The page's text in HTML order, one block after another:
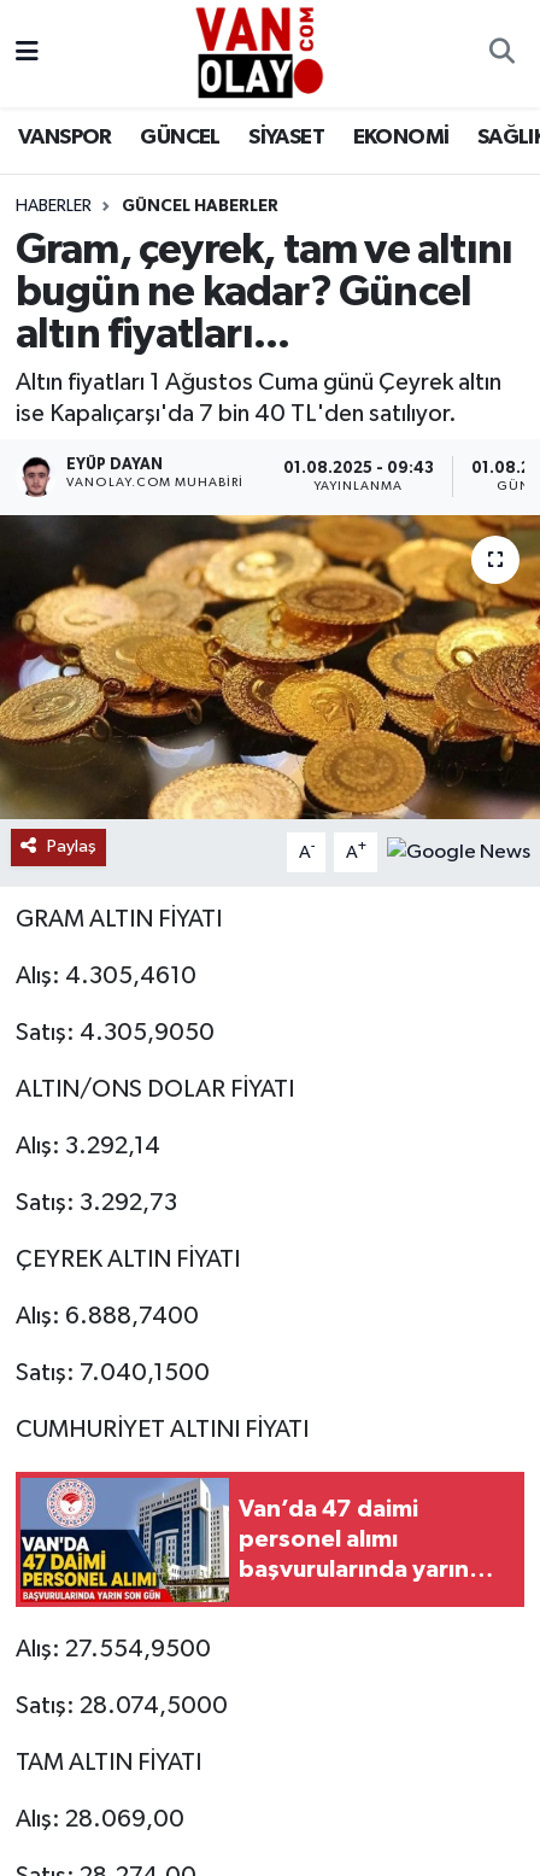
VANSPOR GÜNCEL SİYASET EKONOMİ
HABERLER GÜNCEL HABERLER
Gram, çeyrek, tam ve altını
bugün ne kadar? Güncel
altın fiyatları...
Altın fiyatları 1 Ağustos Cuma günü Çeyrek altın
ise Kapalıçarşı'da 7 bin 40 TL'den satılıyor.
EYÜP DAYAN
VANOLAY.COM MUHABIRI
01.08.2025 - 09:43
YAYINLANMA
Paylaş A- A+
GRAM ALTIN FİYATI
Alış: 4.305,4610
Satış: 4.305,9050
ALTIN/ONS DOLAR FİYATI
Alış: 3.292,14
Satış: 3.292,73
ÇEYREK ALTIN FİYATI
Alış: 6.888,7400
Satış: 7.040,1500
CUMHURİYET ALTINI FİYATI
Van’da 47 daimi
personel alımı
başvurularında yarın
Alış: 27.554,9500
Satış: 28.074,5000
TAM ALTIN FİYATI
Alış: 28.069,00
Siyaset
Ekonomi
Sağlık
Eğitim
Bilim & Teknoloji
Dünya
RESMİ İLANLAR
Van Nöbetçi Eczaneler
Van Namaz Vakitleri
Van Trafik Yoğunluk Haritası
Süper Lig Puan Durumu ve Fikstür
Tüm Manşetler
Son Dakika Haberleri
Haber Arşivi